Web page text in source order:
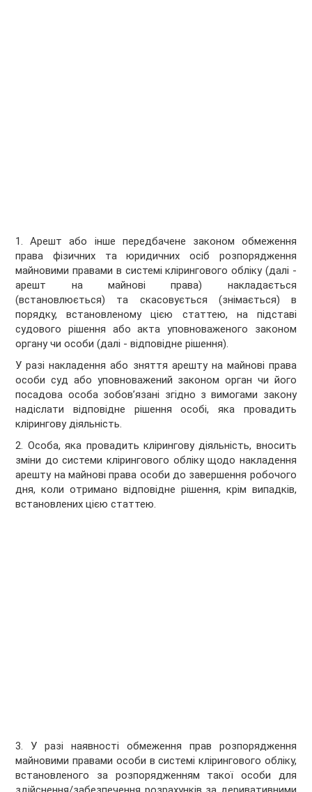
1. Арешт або інше передбачене законом обмеження
права фізичних та юридичних осіб розпорядження
майновими правами в системі клірингового обліку (далі -
арешт на майнові права) накладається
(встановлюється) та скасовується (знімається) в
порядку, встановленому цією статтею, на підставі
судового рішення або акта уповноваженого законом
органу чи особи (далі - відповідне рішення).
У разі накладення або зняття арешту на майнові права
особи суд або уповноважений законом орган чи його
посадова особа зобов’язані згідно з вимогами закону
надіслати відповідне рішення особі, яка провадить
клірингову діяльність.
2. Особа, яка провадить клірингову діяльність, вносить
зміни до системи клірингового обліку щодо накладення
арешту на майнові права особи до завершення робочого
дня, коли отримано відповідне рішення, крім випадків,
встановлених цією статтею.
3. У разі наявності обмеження прав розпорядження
майновими правами особи в системі клірингового обліку,
встановленого за розпорядженням такої особи для